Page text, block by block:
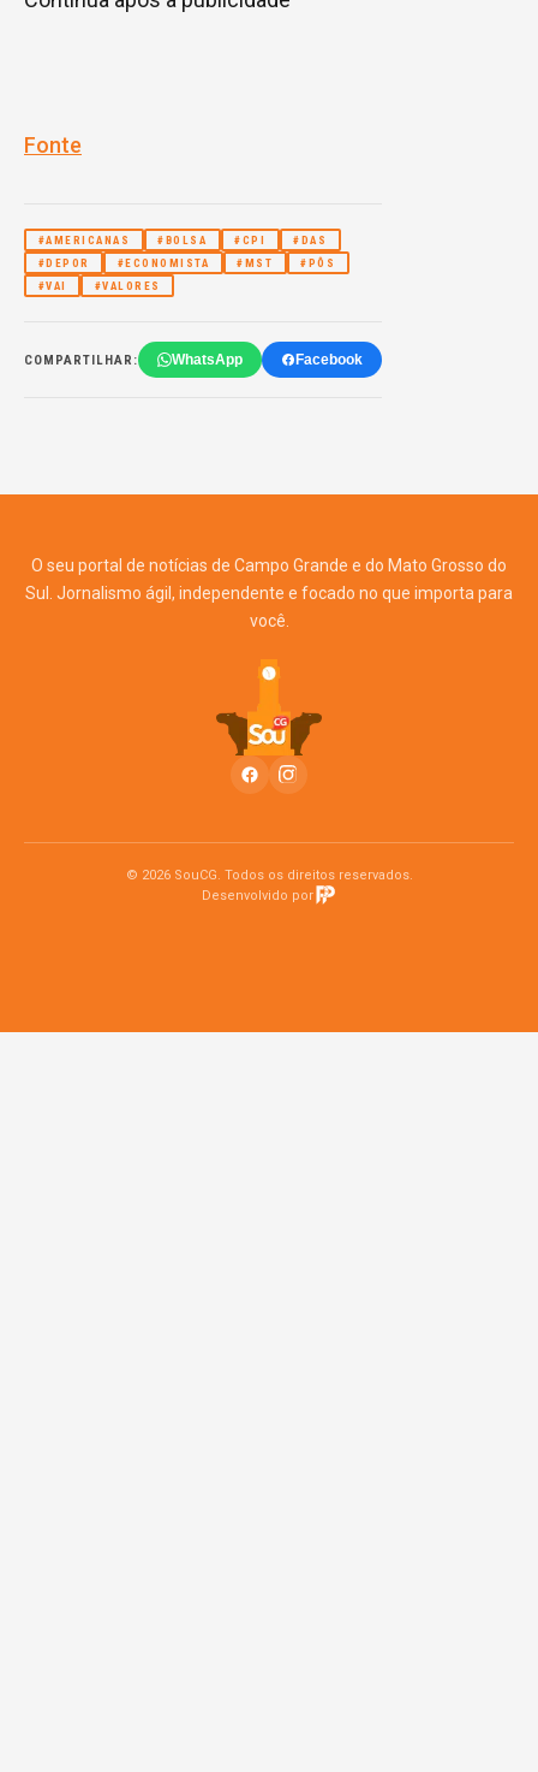
Fonte
#AMERICANAS #BOLSA #CPI
#DAS
#DEPOR
#ECONOMISTA #MST
#PÔS
#VAI
#VALORES
COMPARTILHAR: WhatsApp Facebook
O seu portal de notícias de Campo Grande e do Mato Grosso do
Sul. Jornalismo ágil, independente e focado no que importa para
você.
© 2026 SouCG. Todos os direitos reservados.
Desenvolvido por